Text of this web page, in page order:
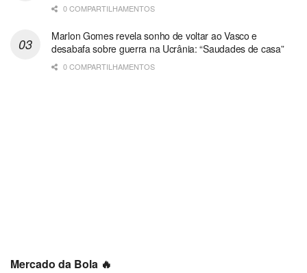
0 COMPARTILHAMENTOS
Marlon Gomes revela sonho de voltar ao Vasco e
desabafa sobre guerra na Ucrânia: “Saudades de casa”
0 COMPARTILHAMENTOS
Mercado da Bola 🔥